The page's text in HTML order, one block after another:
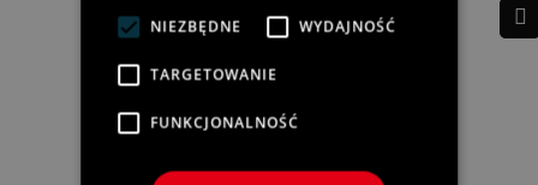
NIEZBĘDNE WYDAJNOŚĆ
TARGETOWANIE
FUNKCJONALNOŚĆ